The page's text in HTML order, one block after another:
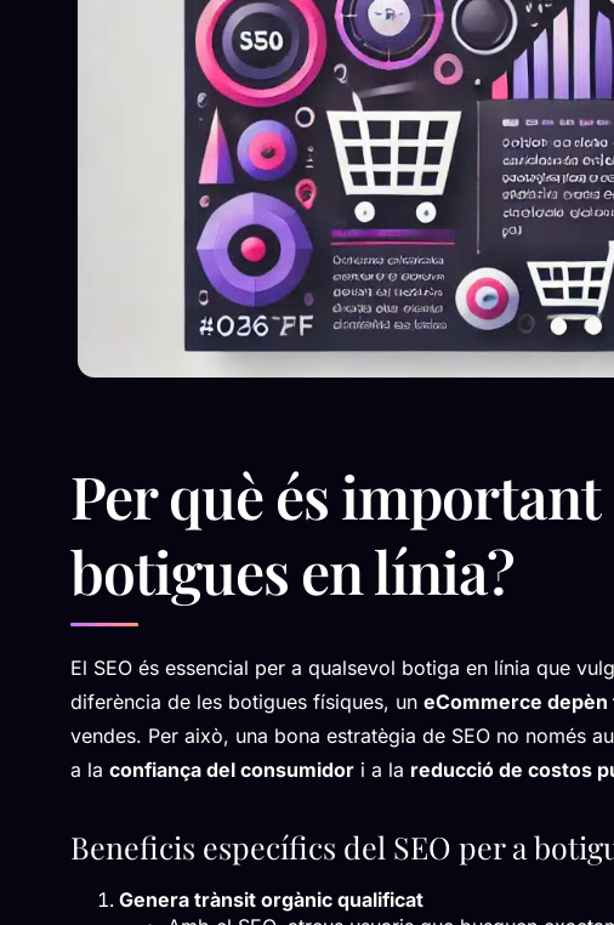
Per què és important
botigues en línia?
El SEO és essencial per a qualsevol botiga en línia que
diferència de les botigues físiques, un eCommerce
vendes. Per això, una bona estratègia de SEO no només
a la confiança del consumidor i a la reducció de costos
Beneficis específics del SEO per a
Genera trànsit orgànic qualificat